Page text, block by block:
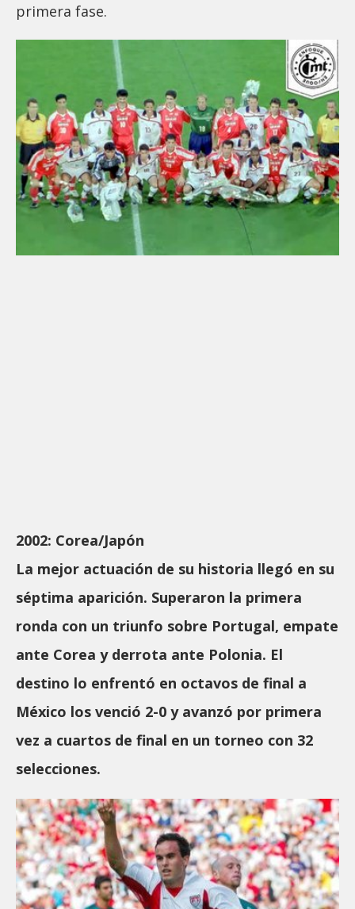
primera fase.
2002: Corea/Japón
La mejor actuación de su historia llegó en su
séptima aparición. Superaron la primera
ronda con un triunfo sobre Portugal, empate
ante Corea y derrota ante Polonia. El
destino lo enfrentó en octavos de final a
México los venció 2-0 y avanzó por primera
vez a cuartos de final en un torneo con 32
selecciones.